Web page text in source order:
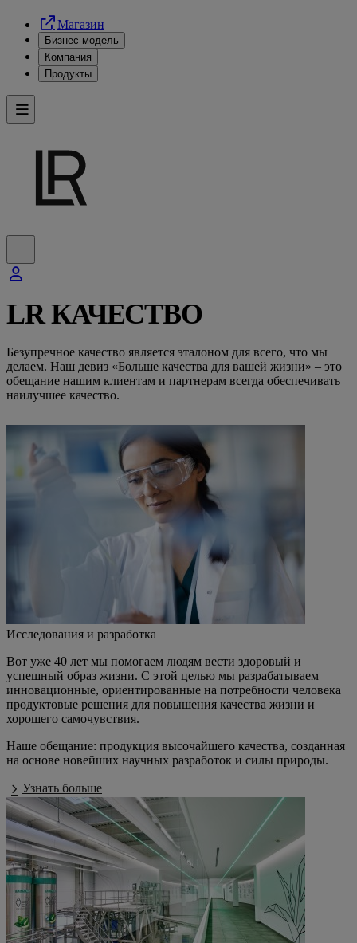
Магазин
Бизнес-модель
Компания
Продукты
LR КАЧЕСТВО
Безупречное качество является эталоном для всего, что мы
делаем. Наш девиз «Больше качества для вашей жизни» – это
обещание нашим клиентам и партнерам всегда обеспечивать
наилучшее качество.
Исследования и разработка
Вот уже 40 лет мы помогаем людям вести здоровый и
успешный образ жизни. С этой целью мы разрабатываем
инновационные, ориентированные на потребности человека
продуктовые решения для повышения качества жизни и
хорошего самочувствия.
Наше обещание: продукция высочайшего качества, созданная
на основе новейших научных разработок и силы природы.
Узнать больше